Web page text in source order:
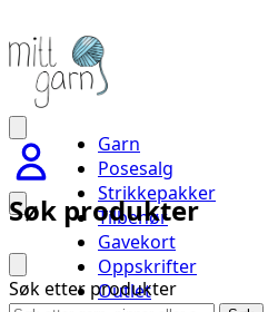
Garn
Posesalg
Strikkepakker
Tilbehør
Gavekort
Oppskrifter
Outlet
Søk produkter
Søk etter produkter